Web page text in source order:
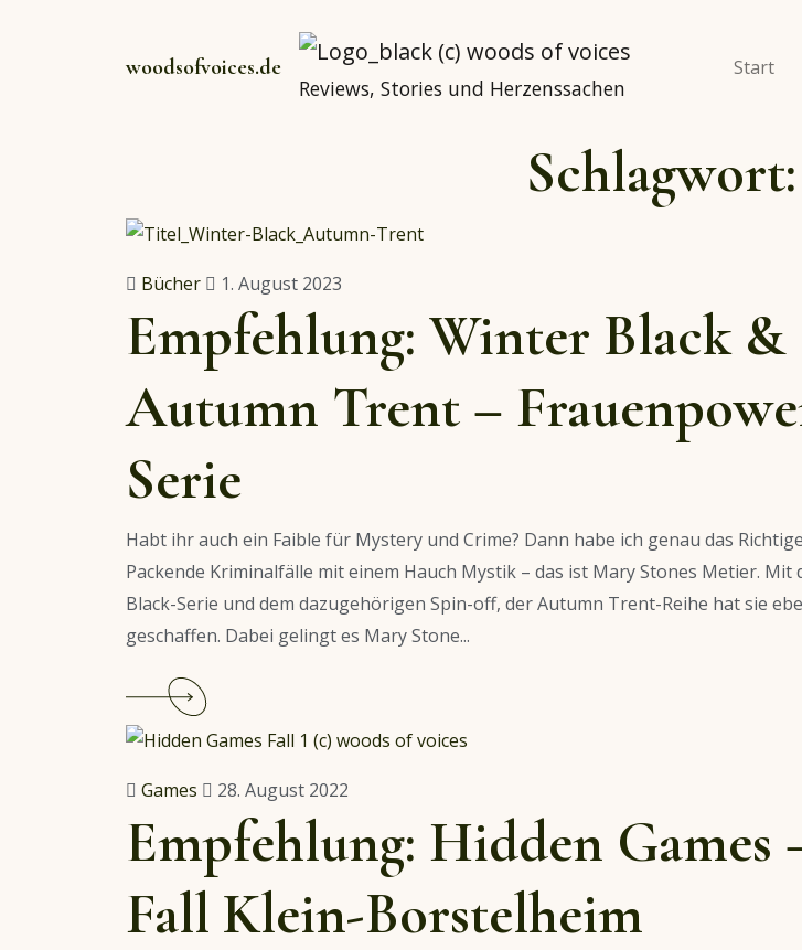
woodsofvoices.de
Reviews, Stories und Herzenssachen
Start
Schlagwort:
Bücher 1. August 2023
Empfehlung: Winter Black &
Autumn Trent –
Serie
Habt ihr auch ein Faible für Mystery und Crime? Dann habe ich genau das
Packende Kriminalfälle mit einem Hauch Mystik – das ist Mary Stones Metier. Mit
Black-Serie und dem dazugehörigen Spin-off, der Autumn Trent-Reihe hat sie
geschaffen. Dabei gelingt es Mary Stone...
Empfehlung:
Winter
Black
&
Autumn
Trent
Games 28. August 2022
Empfehlung: Hidden Games
Fall Klein-Borstelheim